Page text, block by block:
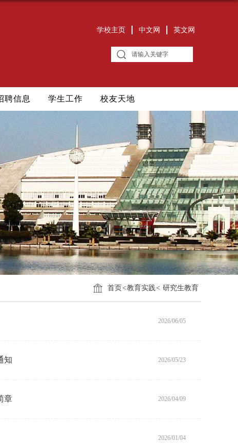
学校主页 中文网 英文网
聘信息 学生工作 校友天地
首页<教育实践< 研究生教育
2026/06/05
知 2026/05/23
章 2026/04/09
2026/01/04